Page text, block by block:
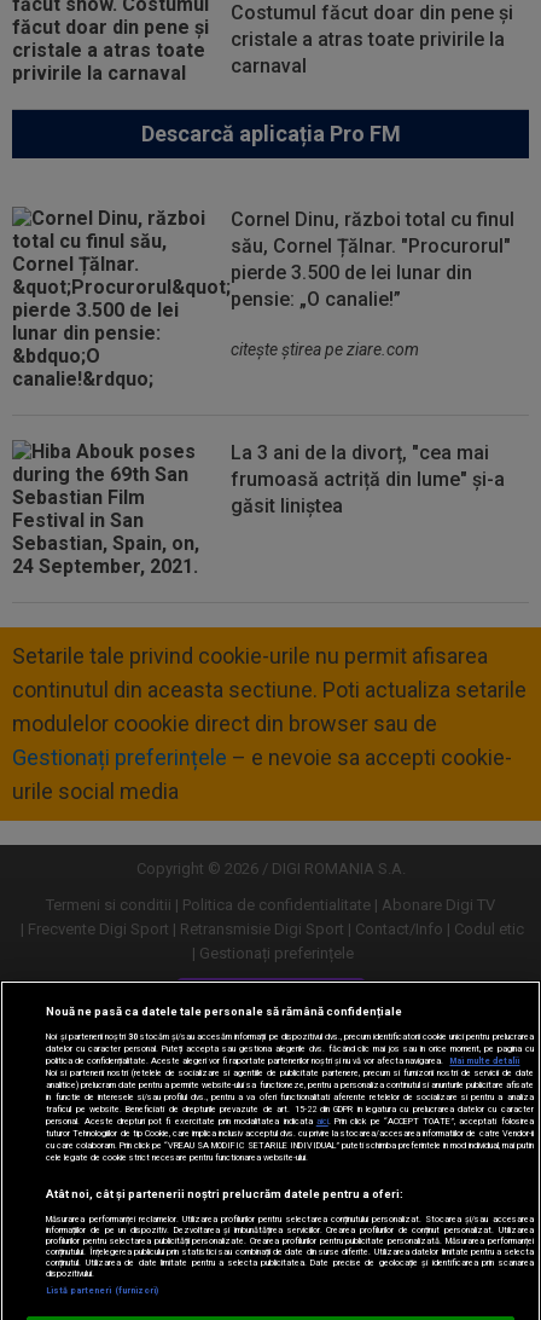
Costumul făcut doar din pene și
cristale a atras toate privirile la
carnaval
Descarcă aplicația Pro FM
Cornel Dinu, război total cu finul
său, Cornel Țălnar. "Procurorul"
pierde 3.500 de lei lunar din
pensie: „O canalie!”
citeşte ştirea pe ziare.com
La 3 ani de la divorț, "cea mai
frumoasă actriță din lume" și-a
găsit liniștea
Setarile tale privind cookie-urile nu permit afisarea
continutul din aceasta sectiune. Poti actualiza setarile
modulelor coookie direct din browser sau de
Gestionați preferințele – e nevoie sa accepti cookie-
urile social media
Copyright © 2026 / DIGI ROMANIA S.A.
Termeni si conditii
Politica de confidentialitate
Abonare Digi TV
Frecvente Digi Sport
Retransmisie Digi Sport Contact/Info
Codul etic
Gestionați preferințele
Versiune desktop
Nouă ne pasă ca datele tale personale să rămână confidențiale
Noi și partenerii noștri30stocăm și/sau accesăm informații pe dispozitivul dvs., precum identificatorii cookie unici pentru prelucrarea
datelor cu caracter personal. Puteți accepta sau gestiona alegerile dvs. făcând clic mai jos sau în orice moment, pe pagina cu
politica de confidențialitate. Aceste alegeri vor fi raportate partenerilor noștri și nu vă vor afecta navigarea.
Mai multe detalii
Noi si partenerii nostri (retelele de socializare si agentiile de publicitate partenere, precum si furnizorii nostri de servicii de date
analitice) prelucram date pentru a permite website-ului sa functioneze, pentru a personaliza continutul si anunturile publicitare afisate
in functie de interesele si/sau profilul dvs., pentru a va oferi functionalitati aferente retelelor de socializare si pentru a analiza
traficul pe website. Beneficiati de drepturile prevazute de art. 15-22 din GDPR in legatura cu prelucrarea datelor cu caracter
personal. Aceste drepturi pot fi exercitate prin modalitatea indicata aici. Prin click pe “ACCEPT TOATE”, acceptati folosirea
tuturor Tehnologiilor de tip Cookie, care implica inclusiv acceptul dvs. cu privire la stocarea/accesarea informatiilor de catre Vendor-ii
cu care colaboram. Prin click pe “VREAU SA MODIFIC SETARILE INDIVIDUAL” puteti schimba preferintele in mod individual, mai putin
cele legate de cookie strict necesare pentru functionarea website-ului.
Atât noi, cât și partenerii noștri prelucrăm datele pentru a oferi:
Măsurarea performanței reclamelor. Utilizarea profilurilor pentru selectarea conținutului personalizat. Stocarea și/sau accesarea
informațiilor de pe un dispozitiv. Dezvoltarea și îmbunătățirea serviciilor. Crearea profilurilor de conținut personalizat. Utilizarea
profilurilor pentru selectarea publicității personalizate. Crearea profilurilor pentru publicitate personalizată. Măsurarea performanței
conținutului. Înțelegerea publicului prin statistici sau combinații de date din surse diferite. Utilizarea datelor limitate pentru a selecta
conținutul. Utilizarea de date limitate pentru a selecta publicitatea. Date precise de geolocație și identificarea prin scanarea
dispozitivului.
Listă parteneri (furnizori)